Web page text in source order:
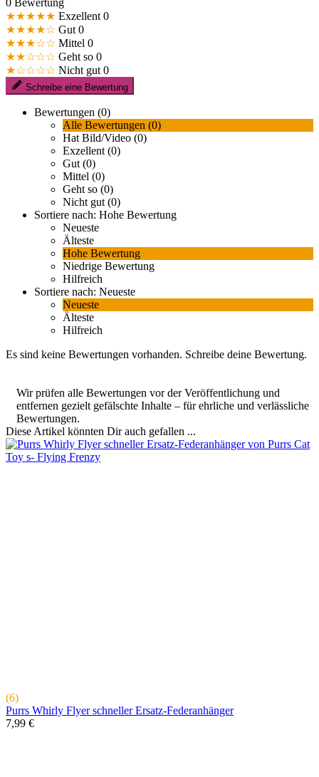
Bewertungen (0)
Alle Bewertungen (0)
Hat Bild/Video (0)
Exzellent (0)
Gut (0)
Mittel (0)
Geht so (0)
Nicht gut (0)
Sortiere nach: Hohe Bewertung
Neueste
Älteste
Hohe Bewertung
Niedrige Bewertung
Hilfreich
Sortiere nach: Neueste
Neueste
Älteste
Hilfreich
Es sind keine Bewertungen vorhanden.Schreibe deine Bewertung.
Wir prüfen alle Bewertungen vor der Veröffentlichung und
entfernen gezielt gefälschte Inhalte – für ehrliche und verlässliche
Bewertungen.
Diese Artikel könnten Dir auch gefallen ...